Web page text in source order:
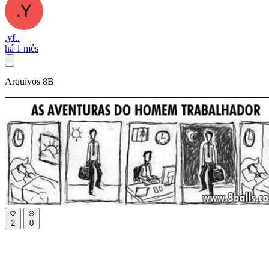
.yf..
há 1 mês
Arquivos 8B
2 0